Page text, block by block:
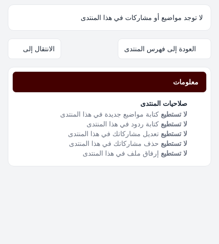
لا توجد مواضيع أو مشاركات في هذا المنتدى
العودة إلى فهرس المنتدى الانتقال إلى
معلومات
صلاحيات المنتدى
لا تستطيع كتابة مواضيع جديدة في هذا المنتدى
لا تستطيع كتابة ردود في هذا المنتدى
لا تستطيع تعديل مشاركاتك في هذا المنتدى
لا تستطيع حذف مشاركاتك في هذا المنتدى
لا تستطيع إرفاق ملف في هذا المنتدى